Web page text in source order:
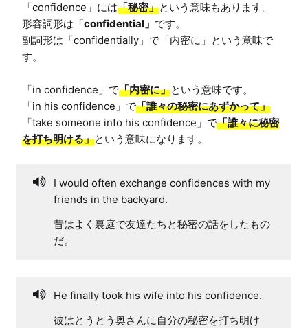
「confidence」には「秘密」という意味もあります。
形容詞形は 「confidential」 です。
副詞形は「confidentially」で「内密に」という意味で
す。
「in confidence」で「内密に」という意味です。
「in his confidence」で「誰々の秘密にあずかって」
「take someone into his confidence」で「誰々に秘密
を打ち明ける」という意味になります。
I would often exchange confidences with my
friends in the backyard.
昔はよく裏庭で友達たちと秘密の話をしたもの
だ。
He finally took his wife into his confidence.
彼はとうとう奥さんに自分の秘密を打ち明け